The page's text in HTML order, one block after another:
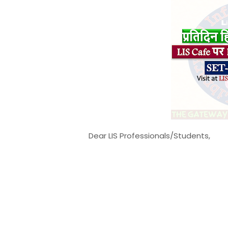
Dear LIS Professionals/Students,